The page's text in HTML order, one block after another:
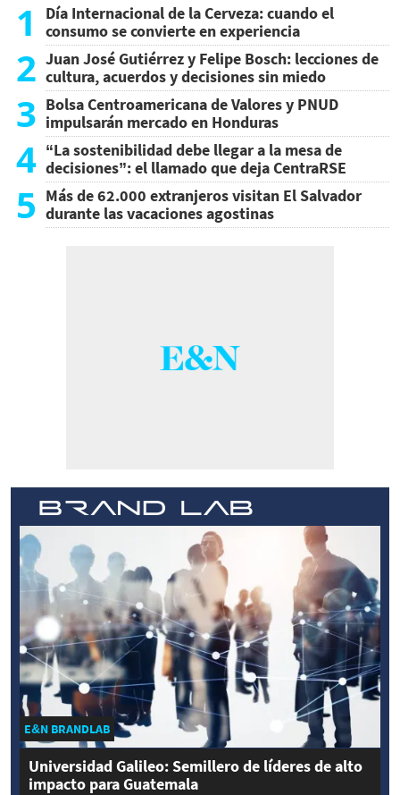
1
Día Internacional de la Cerveza: cuando el
consumo se convierte en experiencia
2 Juan José Gutiérrez y Felipe Bosch: lecciones de
cultura, acuerdos y decisiones sin miedo
3 Bolsa Centroamericana de Valores y PNUD
impulsarán mercado en Honduras
4 “La sostenibilidad debe llegar a la mesa de
decisiones”: el llamado que deja CentraRSE
5 Más de 62.000 extranjeros visitan El Salvador
durante las vacaciones agostinas
E&N BRANDLAB
Universidad Galileo: Semillero de líderes de alto
impacto para Guatemala